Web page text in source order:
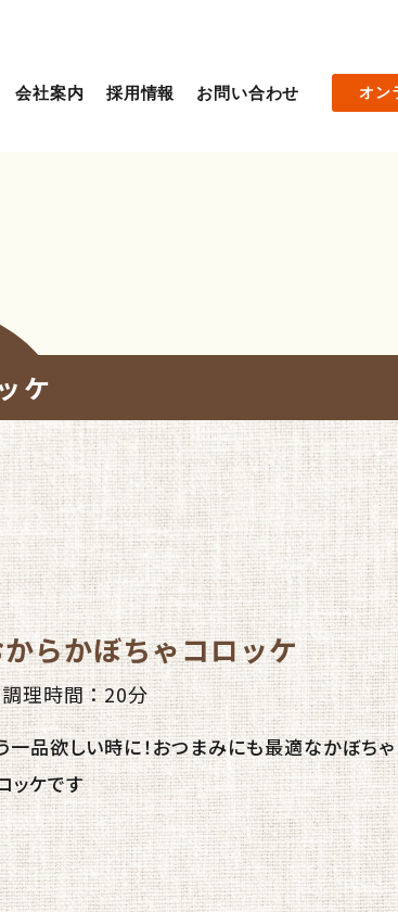
会社案内 採用情報 お問い合わせ オン
会社案内
採用情報
お問い合
オンライ
ケ
らかぼちゃコロッケ
調理時間：20分
一品欲しい時に！おつまみにも最適なかぼちゃ
ッケです